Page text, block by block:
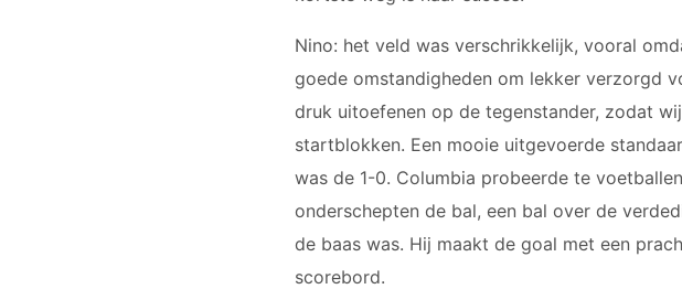
JO12-
JO13-3
JO13-
Nino: het veld was verschrikkelijk, vooral
goede omstandigheden om lekker verzorgd
druk uitoefenen op de tegenstander, zodat
startblokken. Een mooie uitgevoerde
was de 1-0. Columbia probeerde te
onderschepten de bal, een bal over de
de baas was. Hij maakt de goal met een
scorebord.